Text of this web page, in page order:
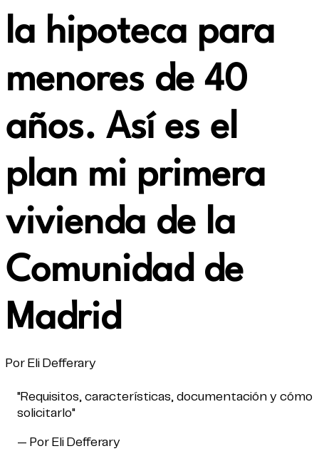
la hipoteca para
menores de 40
años. Así es el
plan mi primera
vivienda de la
Comunidad de
Madrid
Por Eli Defferary
"Requisitos, características, documentación y cómo
solicitarlo"
— Por Eli Defferary